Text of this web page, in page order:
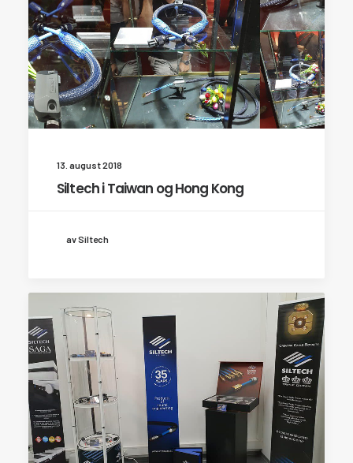
13. august 2018
Siltech i Taiwan og Hong Kong
av Siltech